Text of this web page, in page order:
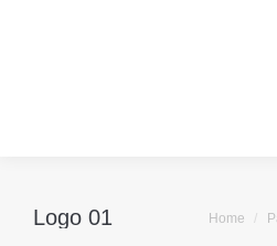
Logo 01 Je bent
Home